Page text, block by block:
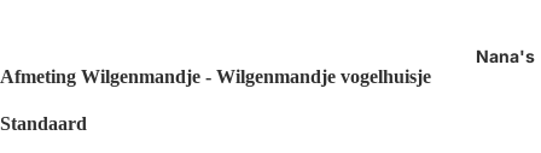
Nana's
Afmeting Wilgenmandje - Wilgenmandje vogelhuisje
Standaard